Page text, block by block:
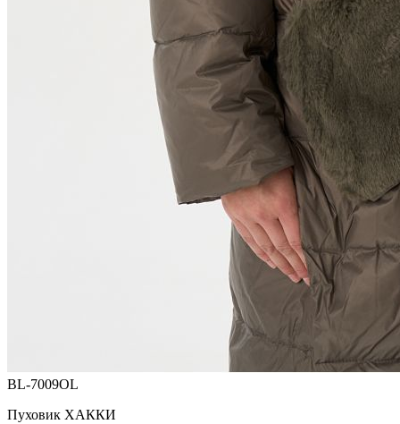
BL-7009OL
Пуховик ХАККИ